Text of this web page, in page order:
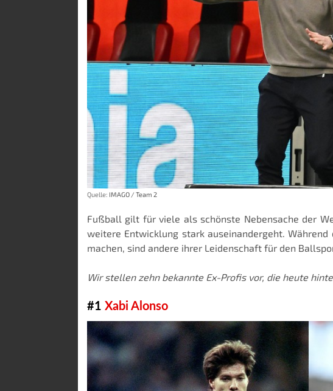
Quelle: IMAGO / Team 2
Fußball gilt für viele als schönste Nebensache der
weitere Entwicklung stark auseinandergeht.
machen, sind andere ihrer Leidenschaft für den
Wir stellen zehn bekannte Ex-Profis vor, die heute
#1 Xabi Alonso